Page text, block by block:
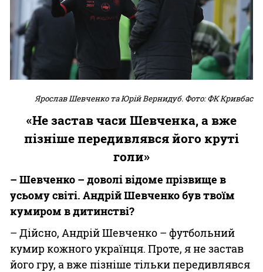
Ярослав Шевченко та Юрій Вернидуб. Фото: ФК Кривбас
«Не застав часи Шевченка, а вже
пізніше передивлявся його круті
голи»
– Шевченко – доволі відоме прізвище в
усьому світі. Андрій Шевченко був твоїм
кумиром в дитинстві?
– Дійсно, Андрій Шевченко – футбольний
кумир кожного українця. Проте, я не застав
його гру, а вже пізніше тільки передивлявся